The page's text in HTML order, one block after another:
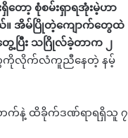
ာ့ စုံစမ်းရှာရအုံးမဲ့ဟာ
အိမ်ပြိုတဲ့ကျောက်တွေထဲ
ပြီး သဂြိုလ်ခဲ့တာက ၂
လိုက်လံကူညီနေတဲ့ နမ့်
ောက်နဲ့ ထိခိုက်ဒဏ်ရာရရှိသူ ၇